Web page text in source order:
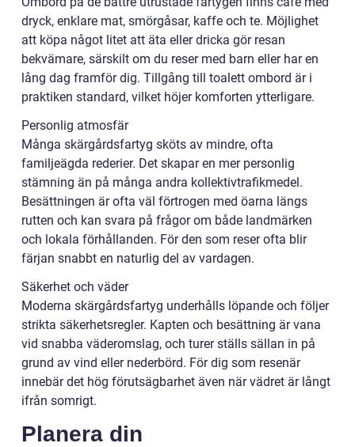
dryck, enklare mat, smörgåsar, kaffe och te. Möjlighet
att köpa något litet att äta eller dricka gör resan
bekvämare, särskilt om du reser med barn eller har en
lång dag framför dig. Tillgång till toalett ombord är i
praktiken standard, vilket höjer komforten ytterligare.
Personlig atmosfär
Många skärgårdsfartyg sköts av mindre, ofta
familjeägda rederier. Det skapar en mer personlig
stämning än på många andra kollektivtrafikmedel.
Besättningen är ofta väl förtrogen med öarna längs
rutten och kan svara på frågor om både landmärken
och lokala förhållanden. För den som reser ofta blir
färjan snabbt en naturlig del av vardagen.
Säkerhet och väder
Moderna skärgårdsfartyg underhålls löpande och följer
strikta säkerhetsregler. Kapten och besättning är vana
vid snabba väderomslag, och turer ställs sällan in på
grund av vind eller nederbörd. För dig som resenär
innebär det hög förutsägbarhet även när vädret är långt
ifrån somrigt.
Planera din